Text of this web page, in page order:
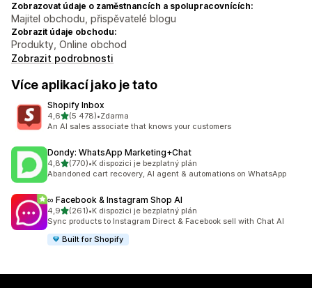
Zobrazovat údaje o zaměstnancích a spolupracovnících:
Majitel obchodu, přispěvatelé blogu
Zobrazit údaje obchodu:
Produkty, Online obchod
Zobrazit podrobnosti
Více aplikací jako je tato
Shopify Inbox
4,6z 5 hvězd
(5 478)
Celkový počet recenzí: 5478
•Zdarma
An AI sales associate that knows your customers
Dondy: WhatsApp Marketing+Chat
4,8z 5 hvězd
(770)
Celkový počet recenzí: 770
•K dispozici je bezplatný plán
Abandoned cart recovery, AI agent & automations on WhatsApp
∞ Facebook & Instagram Shop AI
4,9z 5 hvězd
(261)
Celkový počet recenzí: 261
•K dispozici je bezplatný plán
Sync products to Instagram Direct & Facebook sell with Chat AI
Built for Shopify